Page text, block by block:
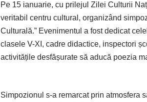
Pe 15 ianuarie, cu prilejul Zilei Culturii
veritabil centru cultural, organizând
Culturală.” Evenimentul a fost dedicat
clasele V-XI, cadre didactice, inspectori
activitățile desfășurate să aducă poezia
Simpozionul s-a remarcat prin atmosfera